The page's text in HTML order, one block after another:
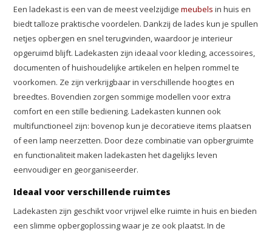
Een ladekast is een van de meest veelzijdigemeubels in huis en
biedt talloze praktische voordelen. Dankzij de lades kun je spullen
netjes opbergen en snel terugvinden, waardoor je interieur
opgeruimd blijft. Ladekasten zijn ideaal voor kleding, accessoires,
documenten of huishoudelijke artikelen en helpen rommel te
voorkomen. Ze zijn verkrijgbaar in verschillende hoogtes en
breedtes. Bovendien zorgen sommige modellen voor extra
comfort en een stille bediening. Ladekasten kunnen ook
multifunctioneel zijn: bovenop kun je decoratieve items plaatsen
of een lamp neerzetten. Door deze combinatie van opbergruimte
en functionaliteit maken ladekasten het dagelijks leven
eenvoudiger en georganiseerder.
Ideaal voor verschillende ruimtes
Ladekasten zijn geschikt voor vrijwel elke ruimte in huis en bieden
een slimme opbergoplossing waar je ze ook plaatst. In de